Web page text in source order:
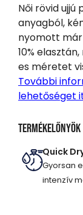
Női rövid ujjú
anyagból,
nyomott
10%
es méretet
További
lehetőséget
Termékelőnyök
Quick
Gyorsan
intenzív